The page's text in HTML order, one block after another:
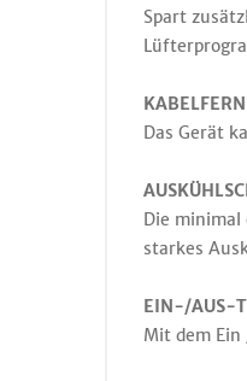
Spart
Das Gerät
Die minimal
starkes
EIN-/AUS-
Mit dem